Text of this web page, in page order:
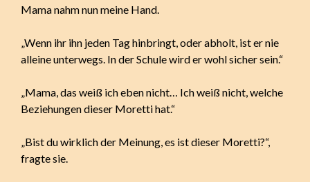
Mama nahm nun meine Hand.
„Wenn ihr ihn jeden Tag hinbringt, oder abholt, ist er nie
alleine unterwegs. In der Schule wird er wohl sicher sein.“
„Mama, das weiß ich eben nicht… Ich weiß nicht, welche
Beziehungen dieser Moretti hat.“
„Bist du wirklich der Meinung, es ist dieser Moretti?“,
fragte sie.